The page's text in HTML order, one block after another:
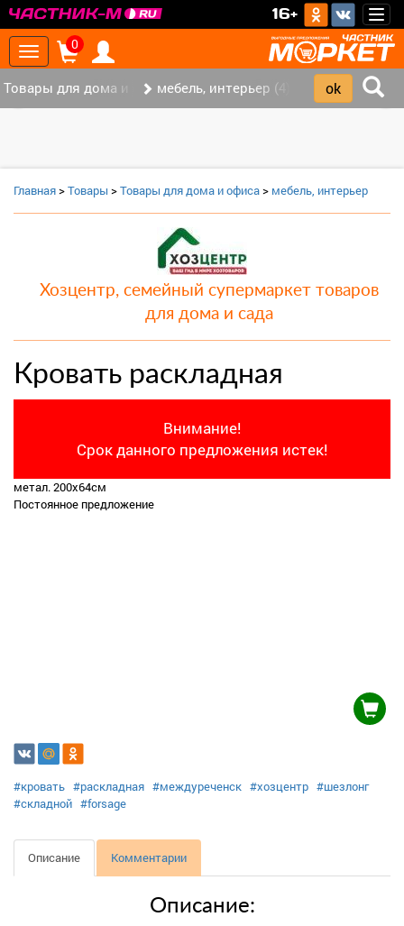
16+
Toggle
navigation
0
Товары для дома и офиса (8)мебель, интерьер (4)
Главная>Товары >Товары для дома и офиса> мебель, интерьер
Хозцентр, семейный супермаркет товаров
для дома и сада
Кровать раскладная
Внимание!
Срок данного предложения истек!
метал. 200х64см
Постоянное предложение
#кровать #раскладная #междуреченск #хозцентр #шезлонг
#складной #forsage
Описание Комментарии
Описание:
‹ ›